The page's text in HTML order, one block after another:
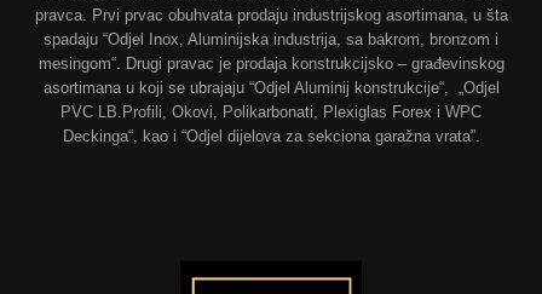
pravca. Prvi prvac obuhvata prodaju industrijskog asortimana, u šta
spadaju “Odjel Inox, Aluminijska industrija, sa bakrom, bronzom i
mesingom“. Drugi pravac je prodaja konstrukcijsko – građevinskog
asortimana u koji se ubrajaju “Odjel Aluminij konstrukcije“, „Odjel
PVC LB.Profili, Okovi, Polikarbonati, Plexiglas Forex i WPC
Deckinga“, kao i “Odjel dijelova za sekciona garažna vrata”.